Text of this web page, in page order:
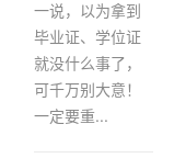
一说，以为拿到
毕业证、学位证
就没什么事了，
可千万别大意！
一定要重...